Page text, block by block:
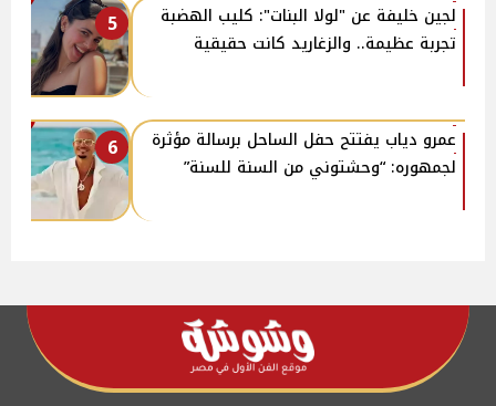
5
لجين خليفة عن "لولا البنات": كليب الهضبة
تجربة عظيمة.. والزغاريد كانت حقيقية
6
عمرو دياب يفتتح حفل الساحل برسالة مؤثرة
لجمهوره: “وحشتوني من السنة للسنة”